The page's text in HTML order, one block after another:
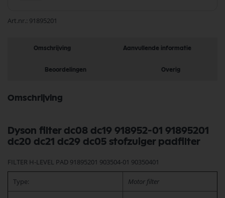
Art.nr. 91895201
Omschrijving Aanvullende informatie
Beoordelingen Overig
Omschrijving
Dyson filter dc08 dc19 918952-01 91895201
dc20 dc21 dc29 dc05 stofzuiger padfilter
FILTER H-LEVEL PAD 91895201 903504-01 90350401
Type: Motor filter